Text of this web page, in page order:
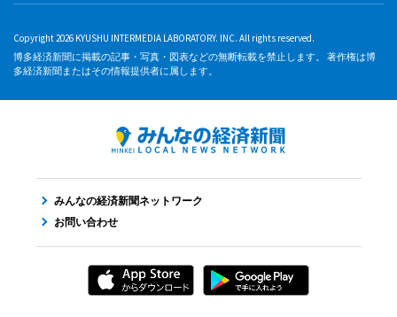
Copyright 2026 KYUSHU INTERMEDIA LABORATORY. INC. All rights reserved.
博多経済新聞に掲載の記事・写真・図表などの無断転載を禁止します。 著作権は博
多経済新聞またはその情報提供者に属します。
みんなの経済新聞ネットワーク
お問い合わせ